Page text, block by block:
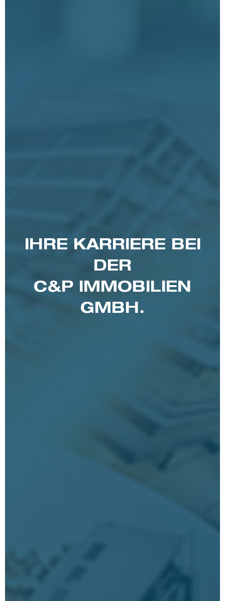
IHRE KARRIERE BEI
DER
C&P IMMOBILIEN
GMBH.